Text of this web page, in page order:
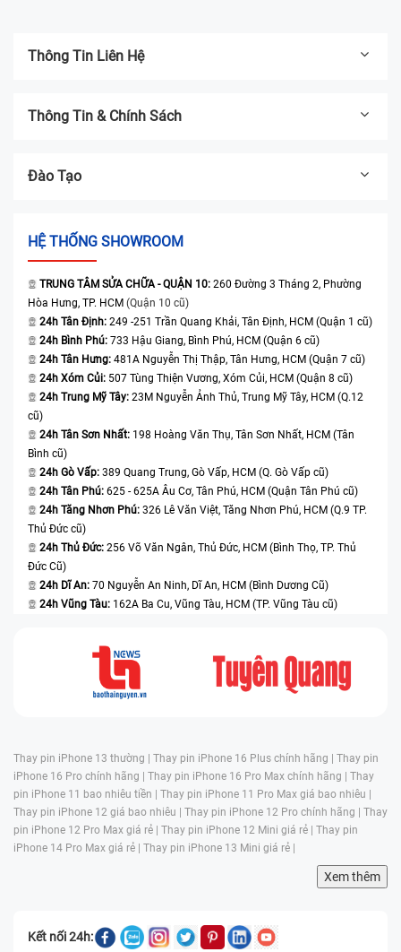
Thông Tin Liên Hệ
Thông Tin & Chính Sách
Đào Tạo
HỆ THỐNG SHOWROOM
TRUNG TÂM SỬA CHỮA - QUẬN 10: 260 Đường 3 Tháng 2, Phường
Hòa Hưng, TP. HCM (Quận 10 cũ)
24h Tân Định: 249 -251 Trần Quang Khải, Tân Định, HCM (Quận 1 cũ)
24h Bình Phú: 733 Hậu Giang, Bình Phú, HCM (Quận 6 cũ)
24h Tân Hưng: 481A Nguyễn Thị Thập, Tân Hưng, HCM (Quận 7 cũ)
24h Xóm Củi: 507 Tùng Thiện Vương, Xóm Củi, HCM (Quận 8 cũ)
24h Trung Mỹ Tây: 23M Nguyễn Ảnh Thủ, Trung Mỹ Tây, HCM (Q.12
cũ)
24h Tân Sơn Nhất: 198 Hoàng Văn Thụ, Tân Sơn Nhất, HCM (Tân
Bình cũ)
24h Gò Vấp: 389 Quang Trung, Gò Vấp, HCM (Q. Gò Vấp cũ)
24h Tân Phú: 625 - 625A Âu Cơ, Tân Phú, HCM (Quận Tân Phú cũ)
24h Tăng Nhơn Phú: 326 Lê Văn Việt, Tăng Nhơn Phú, HCM (Q.9 TP.
Thủ Đức cũ)
24h Thủ Đức: 256 Võ Văn Ngân, Thủ Đức, HCM (Bình Thọ, TP. Thủ
Đức Cũ)
24h Dĩ An: 70 Nguyễn An Ninh, Dĩ An, HCM (Bình Dương Cũ)
24h Vũng Tàu: 162A Ba Cu, Vũng Tàu, HCM (TP. Vũng Tàu cũ)
Thay pin iPhone 13 thường | Thay pin iPhone 16 Plus chính hãng | Thay pin
iPhone 16 Pro chính hãng | Thay pin iPhone 16 Pro Max chính hãng | Thay
pin iPhone 11 bao nhiêu tiền | Thay pin iPhone 11 Pro Max giá bao nhiêu |
Thay pin iPhone 12 giá bao nhiêu | Thay pin iPhone 12 Pro chính hãng | Thay
pin iPhone 12 Pro Max giá rẻ | Thay pin iPhone 12 Mini giá rẻ | Thay pin
iPhone 14 Pro Max giá rẻ | Thay pin iPhone 13 Mini giá rẻ |
Xem thêm
Kết nối 24h: